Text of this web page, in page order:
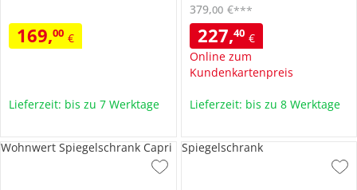
169,00 €
Lieferzeit: bis zu 7 Werktage
227,40 €
Online zum
Kundenkartenpreis
379,00 €***
Lieferzeit: bis zu 8 Werktage
Wohnwert Spiegelschrank Capri Spiegelschrank